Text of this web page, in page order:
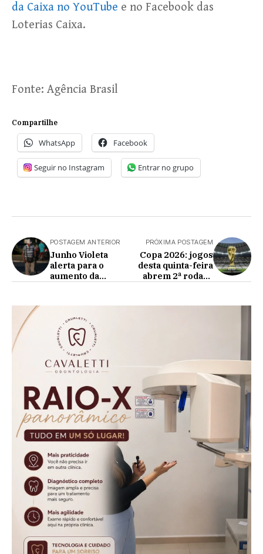
da Caixa no YouTube e no Facebook das
Loterias Caixa.
Fonte: Agência Brasil
Compartilhe
WhatsApp Facebook
Seguir no Instagram Entrar no grupo
POSTAGEM ANTERIOR
Junho Violeta
alerta para o
aumento da
importância das
denúncias
PRÓXIMA POSTAGEM
Copa 2026: jogos
desta quinta-feira
abrem 2ª rodada